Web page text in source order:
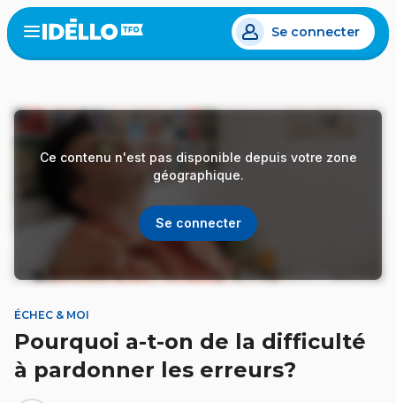
Aller
au
contenu
Open
menu
Se connecter
Ce contenu n'est pas disponible depuis votre zone
géographique.
Se connecter
ÉCHEC & MOI
Pourquoi a-t-on de la difficulté
à pardonner les erreurs?